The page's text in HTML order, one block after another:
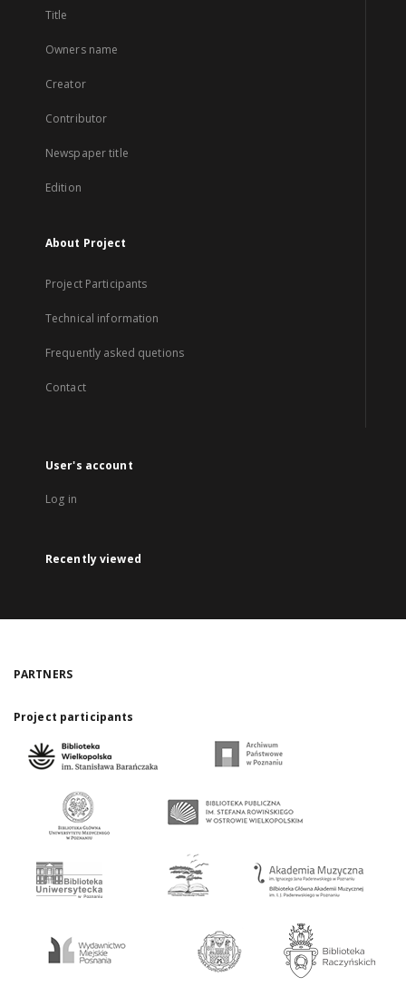
Title
Owners name
Creator
Contributor
Newspaper title
Edition
About Project
Project Participants
Technical information
Frequently asked quetions
Contact
User's account
Log in
Recently viewed
PARTNERS
Project participants